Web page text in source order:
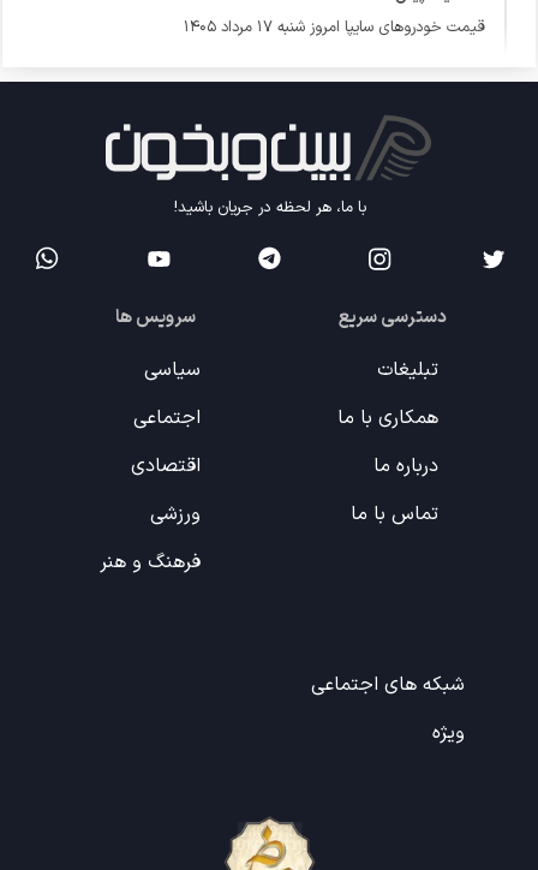
قیمت خودرو‌های سایپا امروز شنبه ۱۷ مرداد ۱۴۰۵
با ما، هر لحظه در جریان باشید!
دسترسی سریع
تبلیغات
همکاری با ما
درباره ما
تماس با ما
سرویس ها
سیاسی
اجتماعی
اقتصادی
ورزشی
فرهنگ و هنر
شبکه های اجتماعی
ویژه